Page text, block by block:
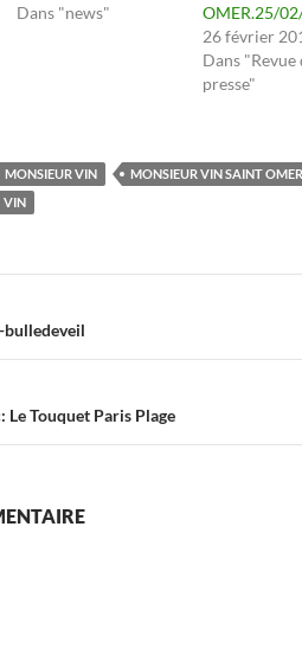
Dans "news"
OMER.25/
26 février
Dans "Revue
presse"
MONSIEUR VIN
MONSIEUR VIN SAINT OMER
VIN
bulledeveil
Le Touquet Paris Plage